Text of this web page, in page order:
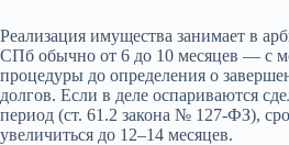
Реализация имущества занимает в
СПб обычно от 6 до 10 месяцев — с
процедуры до определения о
долгов. Если в деле оспариваются
период (ст. 61.2 закона № 127-ФЗ),
увеличиться до 12–14 месяцев.